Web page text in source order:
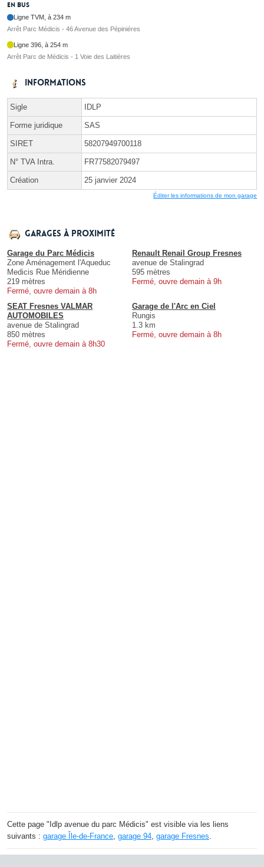
En bus
Ligne TVM, à 234 m
Arrêt Parc Médicis - 46 Avenue des Pépiniéres
Ligne 396, à 254 m
Arrêt Parc de Médicis - 1 Voie des Laitières
Informations
Sigle IDLP
Forme juridique SAS
SIRET 58207949700118
N° TVA Intra. FR77582079497
Création 25 janvier 2024
Éditer les informations de mon garage
Garages à proximité
Garage du Parc Médicis
Zone Aménagement l'Aqueduc
Medicis Rue Méridienne
219 mètres
Fermé, ouvre demain à 8h
Renault Renail Group Fresnes
avenue de Stalingrad
595 mètres
Fermé, ouvre demain à 9h
SEAT Fresnes VALMAR
AUTOMOBILES
avenue de Stalingrad
850 mètres
Fermé, ouvre demain à 8h30
Garage de l'Arc en Ciel
Rungis
1.3 km
Fermé, ouvre demain à 8h
Cette page "Idlp avenue du parc Médicis" est visible via les liens
suivants : garage Île-de-France garage 94 garage Fresnes